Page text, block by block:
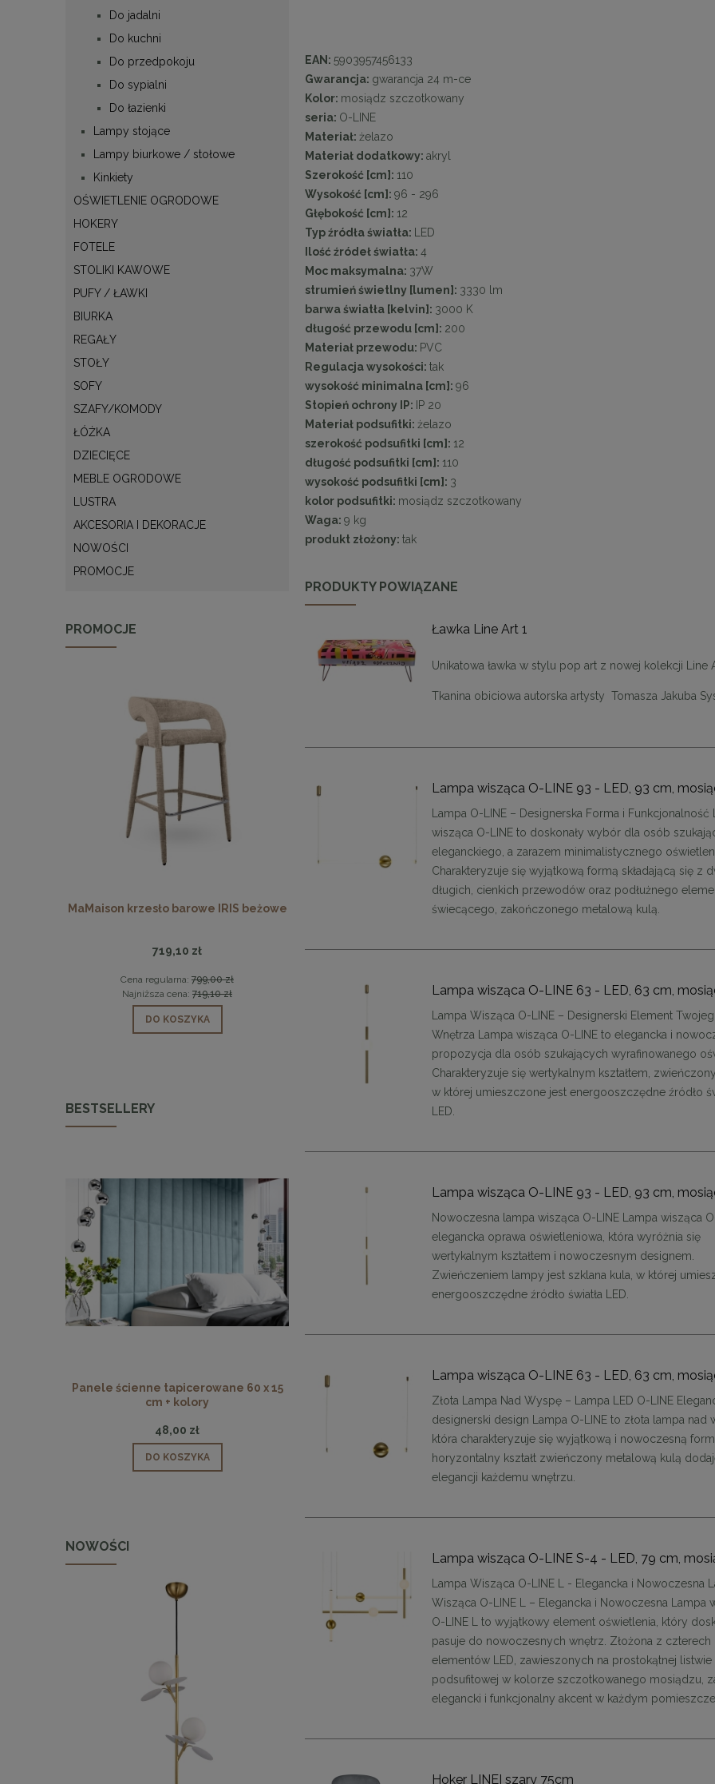
Do jadalni
Do kuchni
Do przedpokoju
Do sypialni
Do łazienki
Lampy stojące
Lampy biurkowe / stołowe
Kinkiety
OŚWIETLENIE OGRODOWE
HOKERY
FOTELE
STOLIKI KAWOWE
PUFY / ŁAWKI
BIURKA
REGAŁY
STOŁY
SOFY
SZAFY/KOMODY
ŁÓŻKA
DZIECIĘCE
MEBLE OGRODOWE
LUSTRA
AKCESORIA I DEKORACJE
NOWOŚCI
PROMOCJE
PROMOCJE
MaMaison krzesło barowe IRIS beżowe
719,10 zł
Cena regularna: 799,00 zł
Najniższa cena: 719,10 zł
DO KOSZYKA
MaMaison krzesło SHELLY czarne
899,11 zł
Najniższa cena:
899,11 zł
DO KOSZYKA
MaMaison krzesło barowe LOGAN
899,11 zł
Najniższa cena:899,11 zł
DO KOSZYKA
BESTSELLERY
Panele ścienne tapicerowane 60 x 15
cm + kolory
48,00 zł
DO KOSZYKA
Panele ścienne tapicerowane 40 x 30
DO KOSZYKA
cm + kolory
DO KOSZYKA
NOWOŚCI
EAN: 5903957456133
Gwarancja: gwarancja 24 m-ce
Kolor: mosiądz szczotkowany
seria: O-LINE
Materiał: żelazo
Materiał dodatkowy: akryl
Szerokość [cm]: 110
Wysokość [cm]: 96 - 296
Głębokość [cm]: 12
Typ źródła światła:
LED
Ilość źródeł światła: 4
Moc maksymalna: 37W
strumień świetlny [lumen]: 3330 lm
barwa światła [kelvin]: 3000 K
długość przewodu [cm]: 200
Materiał przewodu: PVC
Regulacja wysokości: tak
wysokość minimalna [cm]: 96
Stopień ochrony IP: IP 20
Materiał podsufitki: żelazo
szerokość podsufitki [cm]: 12
długość podsufitki [cm]: 110
wysokość podsufitki [cm]: 3
kolor podsufitki: mosiądz szczotkowany
Waga: 9 kg
produkt złożony: tak
PRODUKTY POWIĄZANE
Ławka Line Art 1
Unikatowa ławka w stylu pop art z nowej kolekcji Line
Tkanina obiciowa autorska artysty Tomasza Jakuba
Lampa wisząca O-LINE 93 - LED, 93 cm,
Lampa O-LINE – Designerska Forma i Funkcjonalność
wisząca O-LINE to doskonały wybór dla osób
eleganckiego, a zarazem minimalistycznego
Charakteryzuje się wyjątkową formą składającą się z
długich, cienkich przewodów oraz podłużnego
świecącego, zakończonego metalową kulą.
Lampa wisząca O-LINE 63 - LED, 63 cm,
Lampa Wisząca O-LINE – Designerski Element
Wnętrza Lampa wisząca O-LINE to elegancka i
propozycja dla osób szukających wyrafinowanego
Charakteryzuje się wertykalnym kształtem,
w której umieszczone jest energooszczędne źródło
LED.
Lampa wisząca O-LINE 93 - LED, 93 cm,
Nowoczesna lampa wisząca O-LINE Lampa wisząca
elegancka oprawa oświetleniowa, która wyróżnia się
wertykalnym kształtem i nowoczesnym designem.
Zwieńczeniem lampy jest szklana kula, w której
energooszczędne źródło światła LED.
Lampa wisząca O-LINE 63 - LED, 63 cm,
Złota Lampa Nad Wyspę – Lampa LED O-LINE
designerski design Lampa O-LINE to złota lampa nad
która charakteryzuje się wyjątkową i nowoczesną
horyzontalny kształt zwieńczony metalową kulą
elegancji każdemu wnętrzu.
Lampa wisząca O-LINE S-4 - LED, 79 cm,
Lampa Wisząca O-LINE L - Elegancka i Nowoczesna
Wisząca O-LINE L – Elegancka i Nowoczesna Lampa
O-LINE L to wyjątkowy element oświetlenia, który
pasuje do nowoczesnych wnętrz. Złożona z czterech
elementów LED, zawieszonych na prostokątnej listwie
podsufitowej w kolorze szczotkowanego mosiądzu,
elegancki i funkcjonalny akcent w każdym
Hoker LINEI szary 75cm